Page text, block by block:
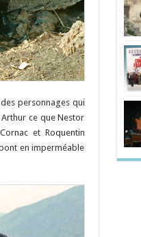
personnages qui
ce que Nestor
et Roquentin
en imperméable